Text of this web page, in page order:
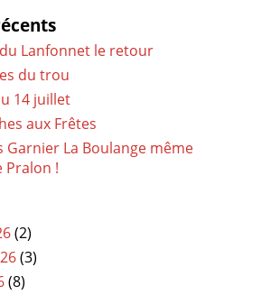
Lanfonnet le retour
du trou
14 juillet
aux Frêtes
Garnier La Boulange même
Pralon !
(2)
(3)
(8)